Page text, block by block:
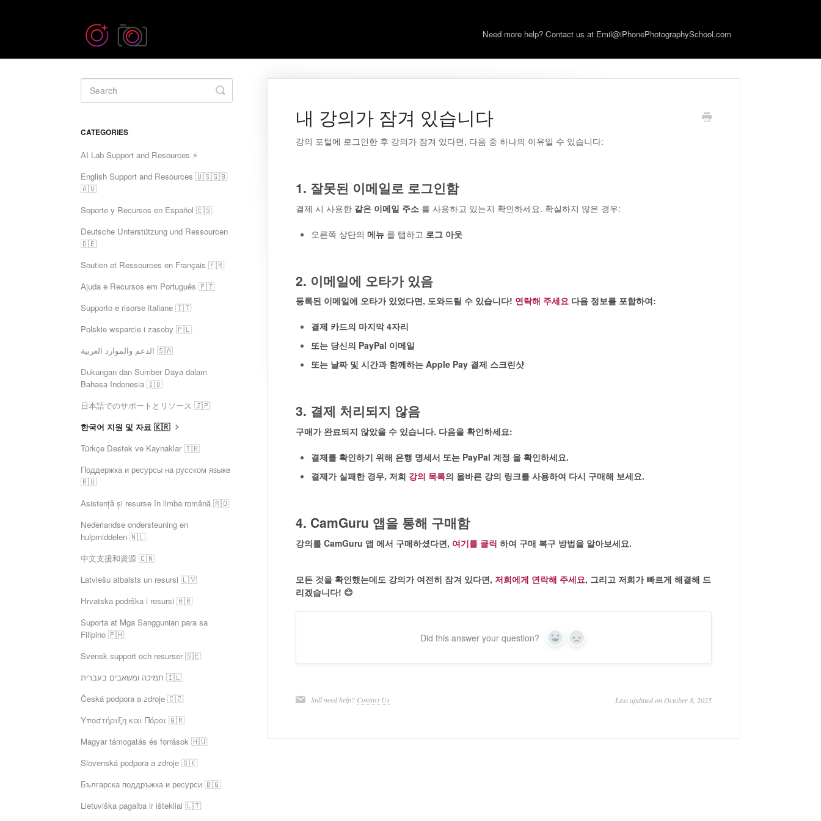
Need more help? Contact us at Emil@iPhonePhotographySchool.com
내 강의가 잠겨 있습니다
강의 포털에 로그인한 후 강의가 잠겨 있다면, 다음 중 하나의 이유일 수 있습니다:
1. 잘못된 이메일로 로그인함
결제 시 사용한 같은 이메일 주소를 사용하고 있는지 확인하세요. 확실하지 않은 경우:
오른쪽 상단의 메뉴를 탭하고 로그 아웃
2. 이메일에 오타가 있음
등록된 이메일에 오타가 있었다면, 도와드릴 수 있습니다! 연락해 주세요다음 정보를 포함하여:
결제 카드의 마지막 4자리
또는 당신의 PayPal 이메일
또는 날짜 및 시간과 함께하는 Apple Pay 결제 스크린샷
3. 결제 처리되지 않음
구매가 완료되지 않았을 수 있습니다. 다음을 확인하세요:
결제를 확인하기 위해 은행 명세서 또는 PayPal 계정 을 확인하세요.
결제가 실패한 경우, 저희 강의 목록의 올바른 강의 링크를 사용하여 다시 구매해 보세요.
4. CamGuru 앱을 통해 구매함
강의를 CamGuru 앱 에서 구매하셨다면, 여기를 클릭 하여 구매 복구 방법을 알아보세요.
모든 것을 확인했는데도 강의가 여전히 잠겨 있다면, 저희에게 연락해 주세요, 그리고 저희가 빠르게 해결해 드
리겠습니다! 😊
Did this answer your question? Yes No
Still need help? Contact Us Last updated on October 8, 2025
Toggle
Search
CATEGORIES
AI Lab Support and Resources ⚡
English Support and Resources 🇺🇸🇬🇧
🇦🇺
Soporte y Recursos en Español 🇪🇸
Deutsche Unterstützung und Ressourcen
🇩🇪
Soutien et Ressources en Français 🇫🇷
Ajuda e Recursos em Português 🇵🇹
Supporto e risorse italiane 🇮🇹
Polskie wsparcie i zasoby 🇵🇱
الدعم والموارد العربية 🇸🇦
Dukungan dan Sumber Daya dalam
Bahasa Indonesia 🇮🇩
日本語でのサポートとリソース 🇯🇵
한국어 지원 및 자료 🇰🇷
Türkçe Destek ve Kaynaklar 🇹🇷
Поддержка и ресурсы на русском языке
🇷🇺
Asistență și resurse în limba română 🇷🇴
Nederlandse ondersteuning en
hulpmiddelen 🇳🇱
中文支援和資源 🇨🇳
Latviešu atbalsts un resursi 🇱🇻
Hrvatska podrška i resursi 🇭🇷
Suporta at Mga Sanggunian para sa
Filipino 🇵🇭
Svensk support och resurser 🇸🇪
תמיכה ומשאבים בעברית 🇮🇱
Česká podpora a zdroje 🇨🇿
Υποστήριξη και Πόροι 🇬🇷
Magyar támogatás és források 🇭🇺
Slovenská podpora a zdroje 🇸🇰
Българска поддръжка и ресурси 🇧🇬
Lietuviška pagalba ir ištekliai 🇱🇹